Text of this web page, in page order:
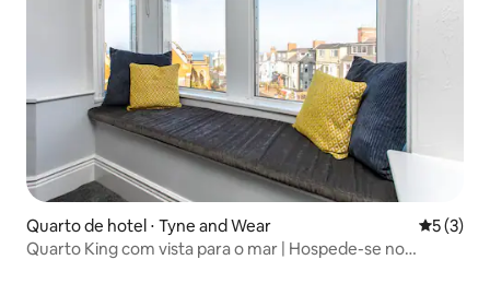
Quarto de hotel ⋅ Tyne and Wear 5 de
5 (3)
Quarto King com vista para o mar | Hospede-se no